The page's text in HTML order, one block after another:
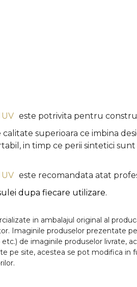
este potrivita pentru
calitate superioara ce imbina
in timp ce perii sintetici
este recomandata atat
dupa fiecare utilizare.
in ambalajul original al
Imaginile produselor prezentate
de imaginile produselor livrate,
pe site, acestea se pot modifica in